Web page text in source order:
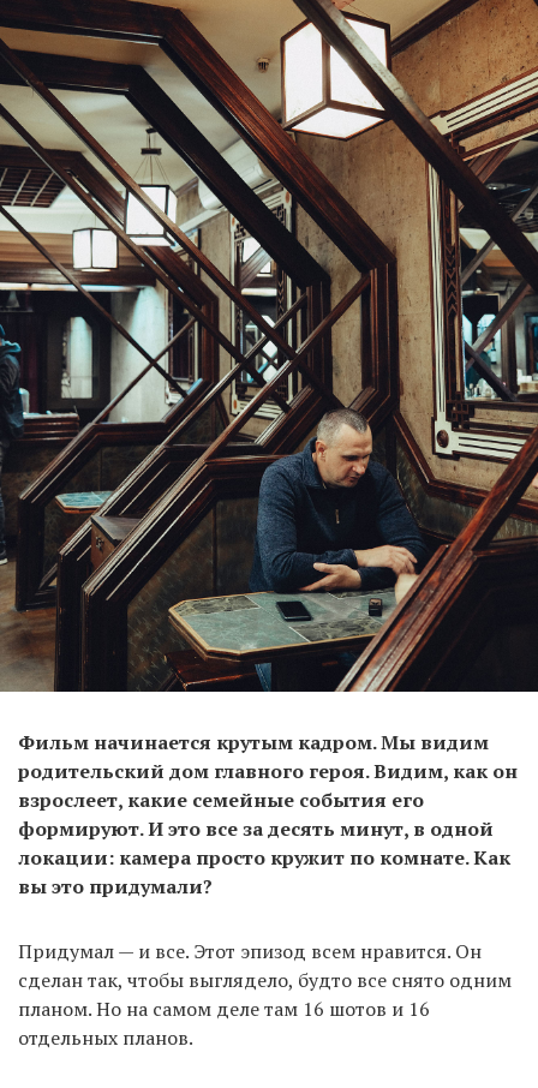
Фильм начинается крутым кадром. Мы видим
родительский дом главного героя. Видим, как он
взрослеет, какие семейные события его
формируют. И это все за десять минут, в одной
локации: камера просто кружит по комнате. Как
вы это придумали?
Придумал — и все. Этот эпизод всем нравится. Он
сделан так, чтобы выглядело, будто все снято одним
планом. Но на самом деле там 16 шотов и 16
отдельных планов.